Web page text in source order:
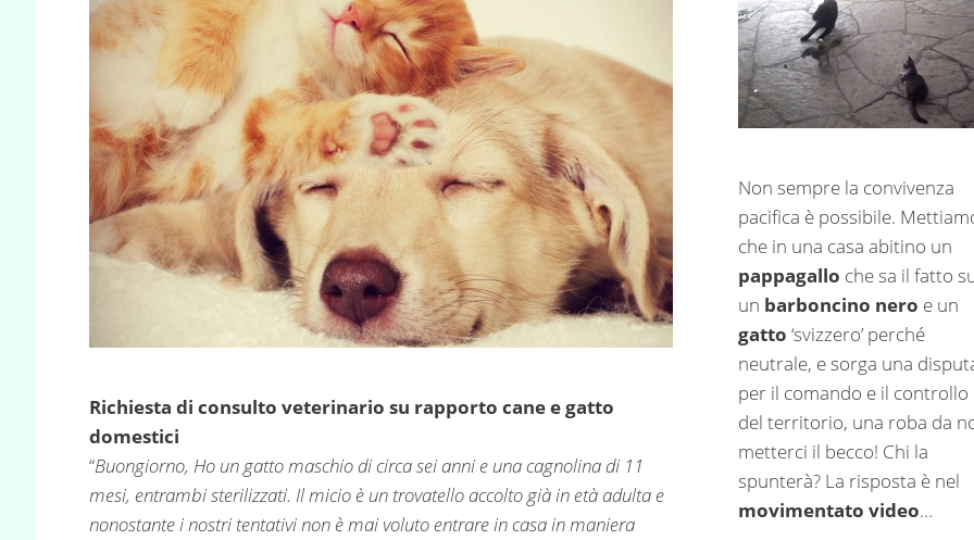
Richiesta di consulto veterinario su rapporto cane e gatto
domestici
“Buongiorno, Ho un gatto maschio di circa sei anni e una cagnolina di 11
mesi, entrambi sterilizzati. Il micio è un trovatello accolto già in età adulta e
nonostante i nostri tentativi non è mai voluto entrare in casa in maniera
Non sempre la convivenza
pacifica è possibile.
che in una casa abitino un
pappagallo che sa il fatto
un barboncino nero e un
gatto ‘svizzero’ perché
neutrale, e sorga una
per il comando e il controllo
del territorio, una roba da
metterci il becco! Chi la
spunterà? La risposta è nel
movimentato video…